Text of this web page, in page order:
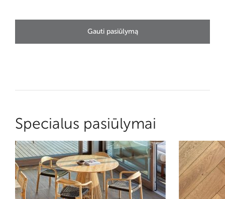
Gauti pasiūlymą
Specialus pasiūlymai